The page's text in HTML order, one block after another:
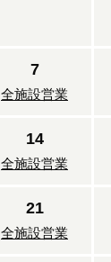
7
全施設営業
14
全施設営業
21
全施設営業